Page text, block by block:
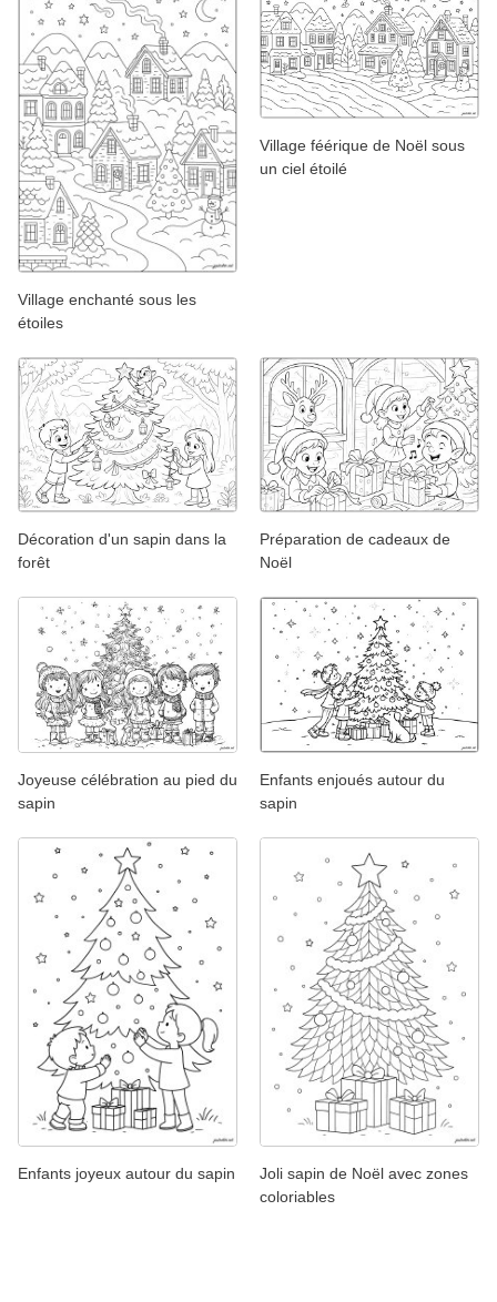
Village enchanté sous les
étoiles
Village féérique de Noël sous
un ciel étoilé
Décoration d'un sapin dans la
forêt
Préparation de cadeaux de
Noël
Joyeuse célébration au pied du
sapin
Enfants enjoués autour du
sapin
Enfants joyeux autour du sapin
Joli sapin de Noël avec zones
coloriables